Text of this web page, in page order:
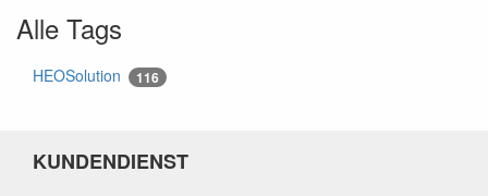
Alle Tags
HEOSolution 116
KUNDENDIENST